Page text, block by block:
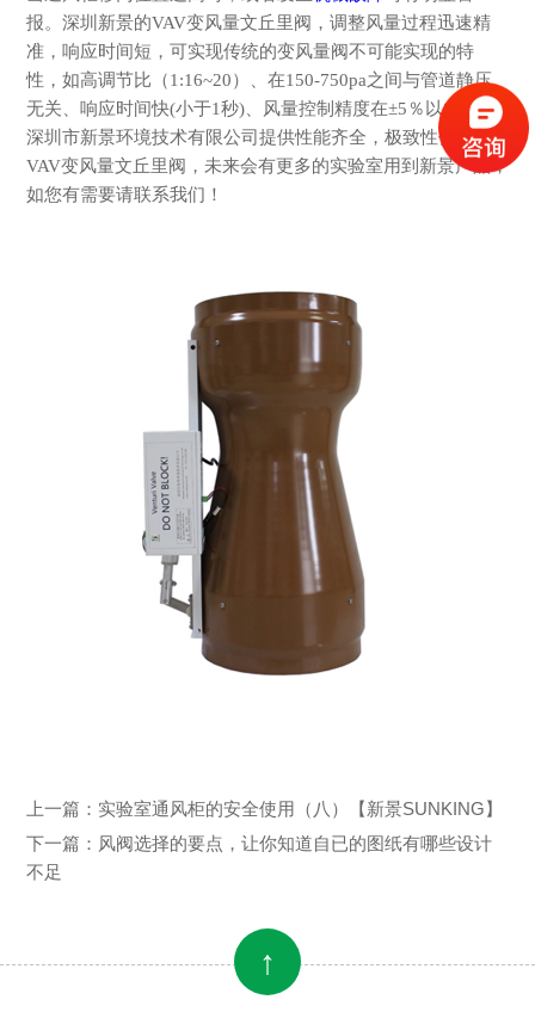
报。 深圳新景的VAV变风量文丘里阀，调整风量过程迅速精
准，响应时间短，可实现传统的变风量阀不可能实现的特
性，如高调节比（1:16~20）、 在150-750pa之间与管道静压
无关、响应时间快(小于1秒)、风量控制精度在±5％以内等。
深圳市新景环境技术有限公司提供性能齐全，极致性价比的
VAV变风量文丘里阀，未来会有更多的实验室用到新景产品，
如您有需要请联系我们！
上一篇： 实验室通风柜的安全使用（八）【新景SUNKING】
下一篇： 风阀选择的要点，让你知道自已的图纸有哪些设计
不足
↑